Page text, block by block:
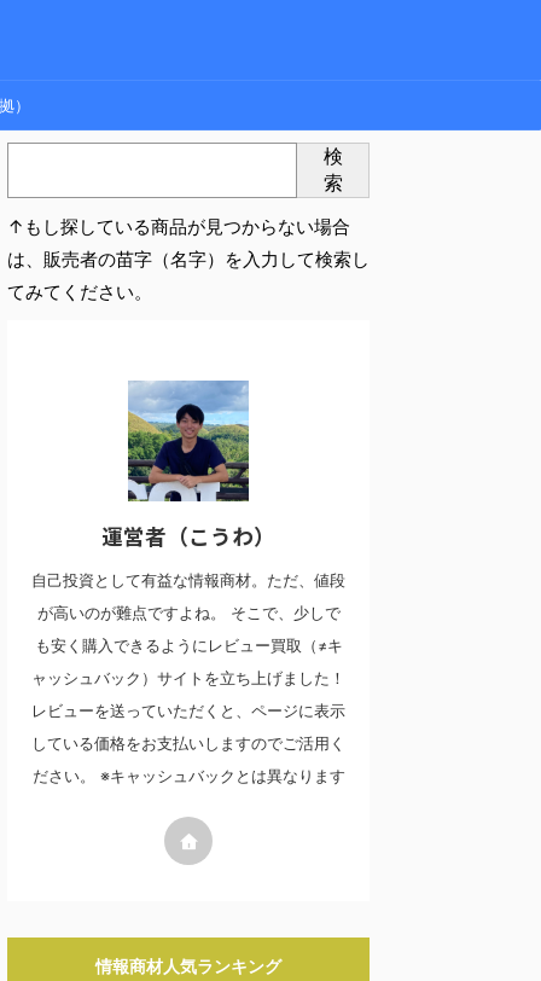
）
検
索
↑もし探している商品が見つからない場合
は、販売者の苗字（名字）を入力して検索し
てみてください。
運営者（こうわ）
自己投資として有益な情報商材。ただ、値段
が高いのが難点ですよね。 そこで、少しで
も安く購入できるようにレビュー買取（≠キ
ャッシュバック）サイトを立ち上げました！
レビューを送っていただくと、ページに表示
している価格をお支払いしますのでご活用く
ださい。 ※キャッシュバックとは異なります
情報商材人気ランキング